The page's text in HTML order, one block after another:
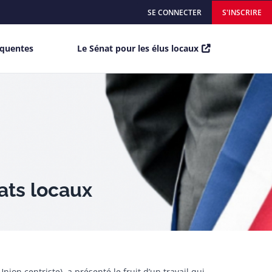
SE CONNECTER S'INSCRIRE
Le Sénat pour les élus locaux
locaux